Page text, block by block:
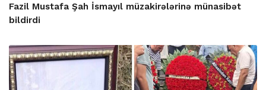
Fazil Mustafa Şah İsmayıl müzakirələrinə münasibət
bildirdi